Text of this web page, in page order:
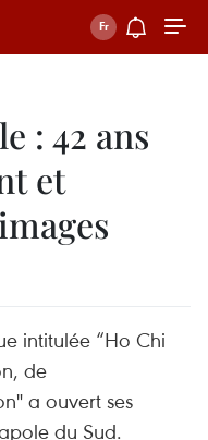
: 42 ans
et
intitulée “Ho Chi
de
a ouvert ses
du Sud.